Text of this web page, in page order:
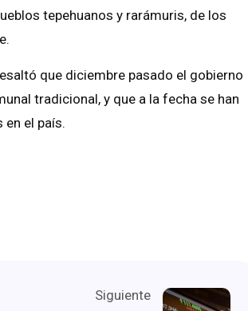
tepehuanos y rarámuris, de los
que diciembre pasado el gobierno
tradicional, y que a la fecha se han
el país.
Siguiente